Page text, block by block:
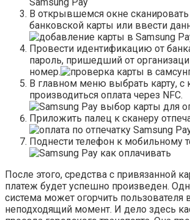
В открывшемся окне сканировать
банковской карты или ввести
Провести идентификацию от
пароль, пришедший от
номер.
В главном меню выбрать карту, с
производиться оплата через NFC.
Приложить палец к сканеру
Поднести телефон к мобильному
После этого, средства с привязанной
платеж будет успешно произведен.
система может огорчить пользователя
неподходящий момент. И дело здесь